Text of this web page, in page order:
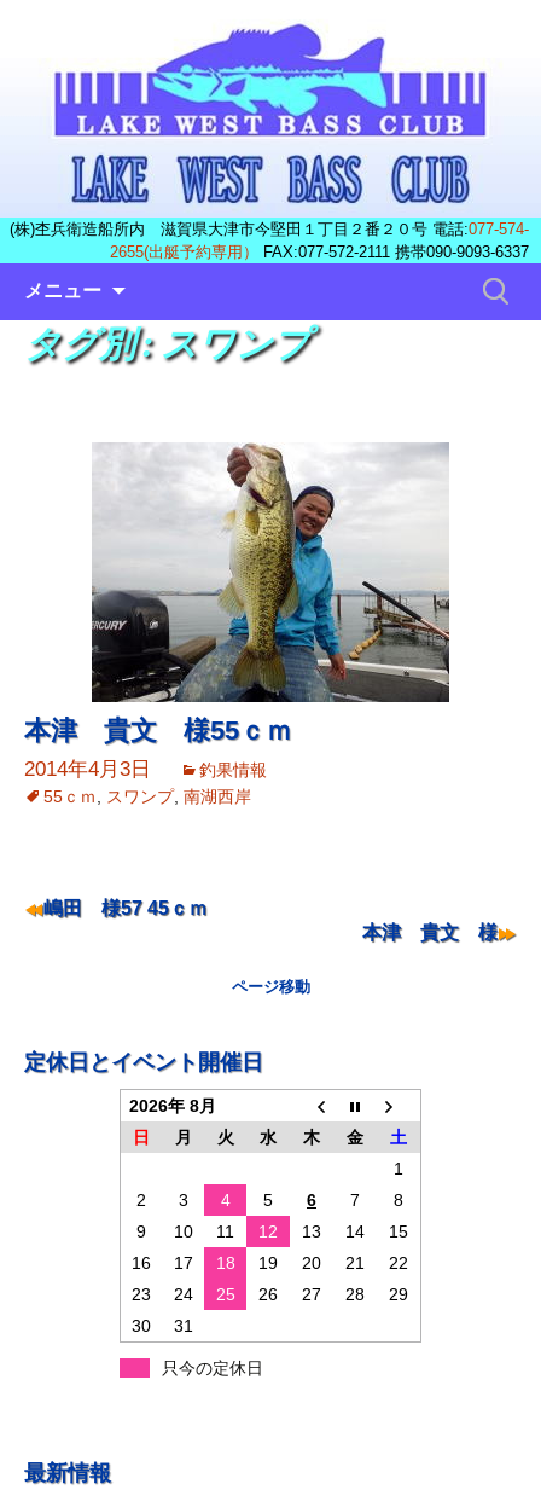
(株)杢兵衛造船所内 滋賀県大津市今堅田１丁目２番２０号 電話:077-574-
2655(出艇予約専用）
FAX:077-572-2111 携帯090-9093-6337
メニュー
テ
ン
検
索:
タグ別 : スワンプ
本津 貴文 様55ｃｍ
2014年4月3日
釣果情報
55ｃｍ
スワンプ, 南湖西岸
ナ
シ
本津 貴文 様
嶋田 様57 45ｃｍ
ページ移動
定休日とイベント開催日
2026年 8月
日
月 火 水 木 金
土
1
2
3 4 5 6 7
8
9
10 11 12 13 14
15
16
17 18 19 20 21
22
23
24 25 26 27 28
29
30
31
只今の定休日
最新情報